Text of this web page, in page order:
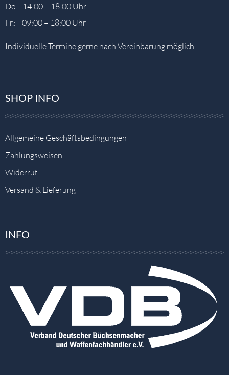
Do.: 14:00 – 18:00 Uhr
Fr.: 09:00 – 18:00 Uhr
Individuelle Termine gerne nach Vereinbarung möglich.
SHOP INFO
Allgemeine Geschäftsbedingungen
Zahlungsweisen
Widerruf
Versand & Lieferung
INFO